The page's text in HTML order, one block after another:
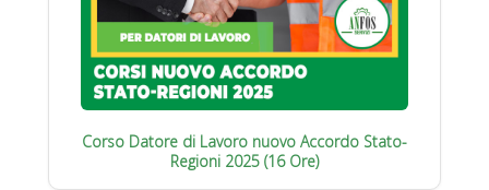
Corso Datore di Lavoro nuovo Accordo Stato-
Regioni 2025 (16 Ore)